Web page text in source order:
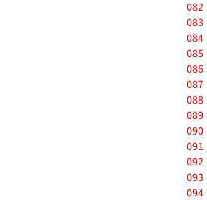
082
083
084
085
086
087
088
089
090
091
092
093
094